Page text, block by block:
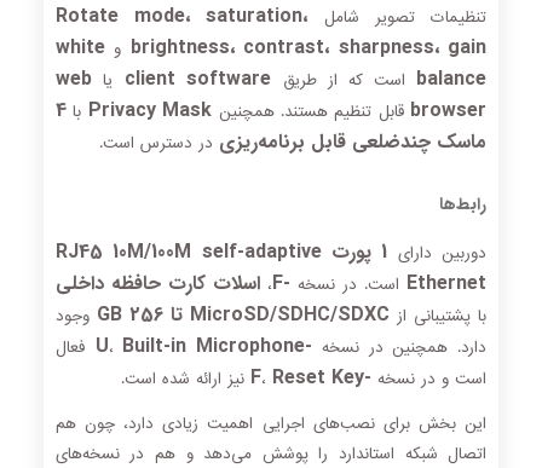
تنظیمات تصویر شامل Rotate mode، saturation،
brightness، contrast، sharpness، gain وwhite
balance است که از طریق client software یاweb
browser قابل تنظیم هستند. همچنین Privacy Mask با4
ماسک چندضلعی قابل برنامه‌ریزی در دسترس است.
رابط‌ها
دوربین دارای
1 پورت RJ45 10M/100M self-adaptive
Ethernet است. در نسخه -F ،اسلات کارت حافظه داخلی
با پشتیبانی از MicroSD/SDHC/SDXC تا 256 GB
وجود
دارد. همچنین در نسخه -U ، Built-in Microphone
فعال
است و در نسخه -F ، Reset Key
نیز ارائه شده است.
این بخش برای نصب‌های اجرایی اهمیت زیادی دارد، چون هم
اتصال شبکه استاندارد را پوشش می‌دهد و هم در نسخه‌های